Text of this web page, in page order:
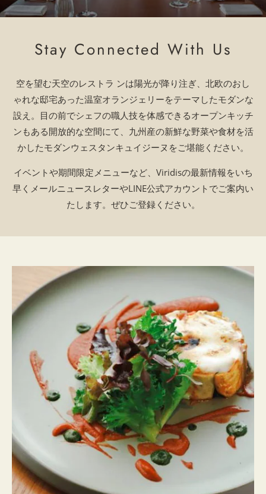
Stay Connected With Us
空を望む天空のレストラ ンは陽光が降り注ぎ、北欧のおし
ゃれな邸宅あった温室オランジェリーをテーマしたモダンな
設え。目の前でシェフの職人技を体感できるオープンキッチ
ンもある開放的な空間にて、九州産の新鮮な野菜や食材を活
かしたモダンウェスタンキュイジーヌをご堪能ください。
イベントや期間限定メニューなど、Viridisの最新情報をいち
早くメールニュースレターやLINE公式アカウントでご案内い
たします。ぜひご登録ください。